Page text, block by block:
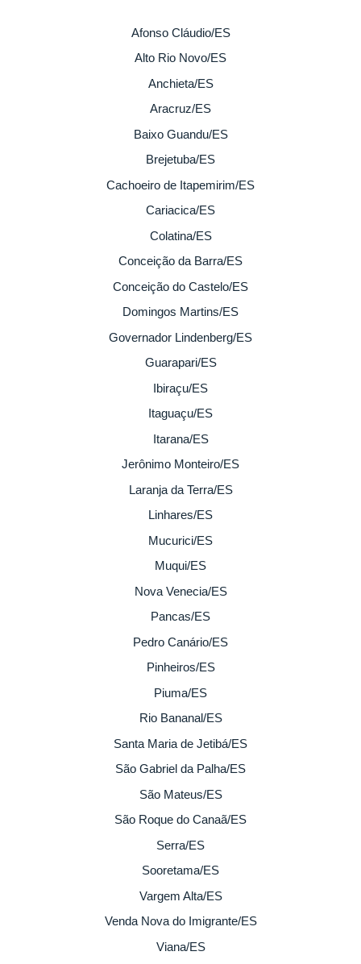
Afonso Cláudio/ES
Alto Rio Novo/ES
Anchieta/ES
Aracruz/ES
Baixo Guandu/ES
Brejetuba/ES
Cachoeiro de Itapemirim/ES
Cariacica/ES
Colatina/ES
Conceição da Barra/ES
Conceição do Castelo/ES
Domingos Martins/ES
Governador Lindenberg/ES
Guarapari/ES
Ibiraçu/ES
Itaguaçu/ES
Itarana/ES
Jerônimo Monteiro/ES
Laranja da Terra/ES
Linhares/ES
Mucurici/ES
Muqui/ES
Nova Venecia/ES
Pancas/ES
Pedro Canário/ES
Pinheiros/ES
Piuma/ES
Rio Bananal/ES
Santa Maria de Jetibá/ES
São Gabriel da Palha/ES
São Mateus/ES
São Roque do Canaã/ES
Serra/ES
Sooretama/ES
Vargem Alta/ES
Venda Nova do Imigrante/ES
Viana/ES